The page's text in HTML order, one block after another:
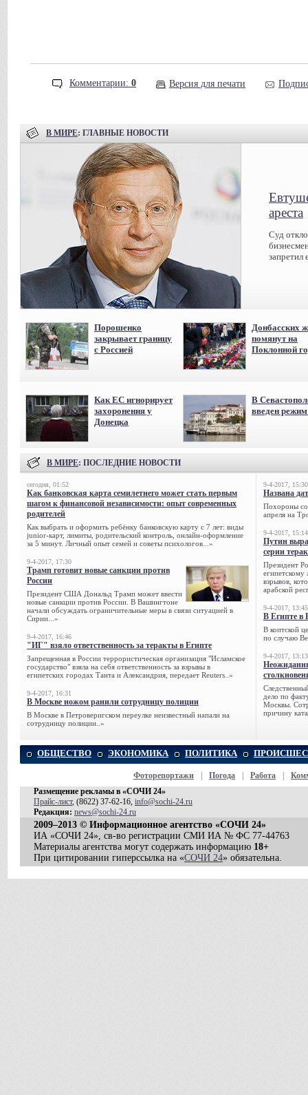
Комментарии: 0 Версия для печати
В МИРЕ: ГЛАВНЫЕ НОВОСТИ
ареста
Суд
запретил
Порошенко
закрывает границу
с Россией
Донбасских
помянут на
Поклонной
Как ЕС игнорирует
захоронения у
Донецка
В
введен
В МИРЕ: ПОСЛЕДНИЕ НОВОСТИ
сегодня, 01:52
Как банковская карта семилетнего может стать первым
шагом к финансовой независимости: опыт современных
родителей
Как выбрать и оформить ребёнку банковскую карту с 7 лет: виды
junior-карт, лимиты, родительский контроль, онлайн-оформление
за 5 минут. Личный опыт семей и советы психологов...»
9-4-2017, 17:30
Трамп готовит новые санкции против
России
Президент США Дональд Трамп может ввести
новые санкции против России. В Вашингтоне
начали обсуждать ограничительные меры в связи ситуацией в
Сирии...»
9-4-2017, 16:46
"ИГ" взяло ответственность за теракты в Египте
Запрещенная в России террористическая организация "Исламское
государство" взяла на себя ответственность за взрывы в
египетских городах Танта и Александрия, передает Reuters..»
9-4-2017, 16:31
В Москве ножом ранили сотрудницу полиции
В Москве в Петроверигском переулке неизвестный напали на
сотрудницу полиции..»
9-4-2017, 15:30
Названа
Похороны
апреля на
9-4-2017, 15:14
Путин
серии
Президент
египетскому
взрывов,
арабской
9-4-2017, 13:45
В Египте в
В коптской
по случаю
9-4-2017, 13:13
дело по
Москвы.
причину
ОБЩЕСТВО ЭКОНОМИКА ПОЛИТИКА
Фоторепортажи Погода Работа
Размещение рекламы в «СОЧИ 24»
Прайс-лист, (8622) 37-62-16, info@sochi-24.ru
Редакция: news@sochi-24.ru
2009–2013 © Информационное агентство «СОЧИ 24»
ИА «СОЧИ 24», св-во регистрации СМИ ИА № ФС 77-44763
Материалы агентства могут содержать информацию 18+
При цитировании гиперссылка на «СОЧИ 24» обязательна.